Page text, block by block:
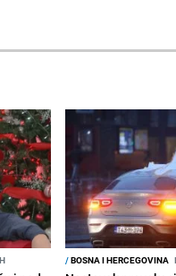
/BOSNA I HERCEGOVINA I